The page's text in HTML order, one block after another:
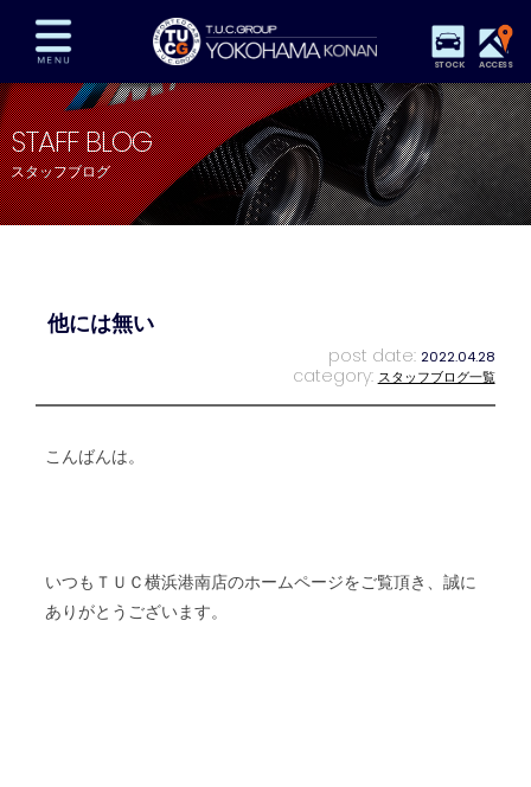
STOCK ACCESS
在庫車両情報 保証&サービス パーツリスト
TUCとは？ 店舗情報 アクセスマップ
全国納車 特別作業 注文販売
STAFF BLOG
スタッフブログ
他には無い
post date: 2022.04.28
category: スタッフブログ一覧
こんばんは。
いつもＴＵＣ横浜港南店のホームページをご覧頂き、誠に
ありがとうございます。